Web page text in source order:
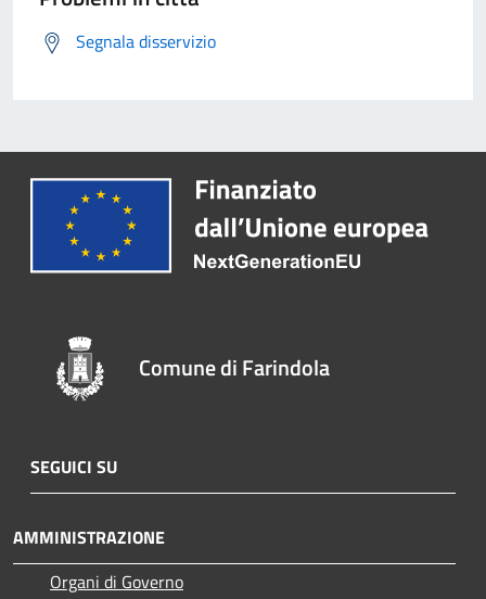
Segnala disservizio
Comune di Farindola
SEGUICI SU
AMMINISTRAZIONE
Organi di Governo